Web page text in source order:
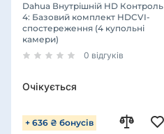
Dahua Внутрішній HD Контроль
4: Базовий комплект HDCVI-
спостереження (4 купольні
камери)
0 відгуків
Очікується
+ 636 ₴ бонусів